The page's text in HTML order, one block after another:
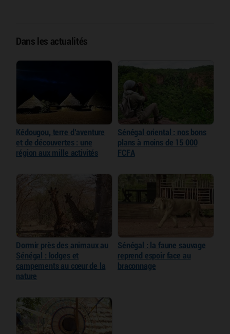
Dans les actualités
Kédougou, terre d’aventure
et de découvertes : une
région aux mille activités
Sénégal oriental : nos bons
plans à moins de 15 000
FCFA
Dormir près des animaux au
Sénégal : lodges et
campements au cœur de la
nature
Sénégal : la faune sauvage
reprend espoir face au
braconnage